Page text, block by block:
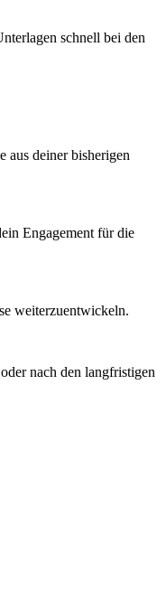
schnell bei den
aus deiner bisherigen
Engagement für die
weiterzuentwickeln.
nach den langfristigen